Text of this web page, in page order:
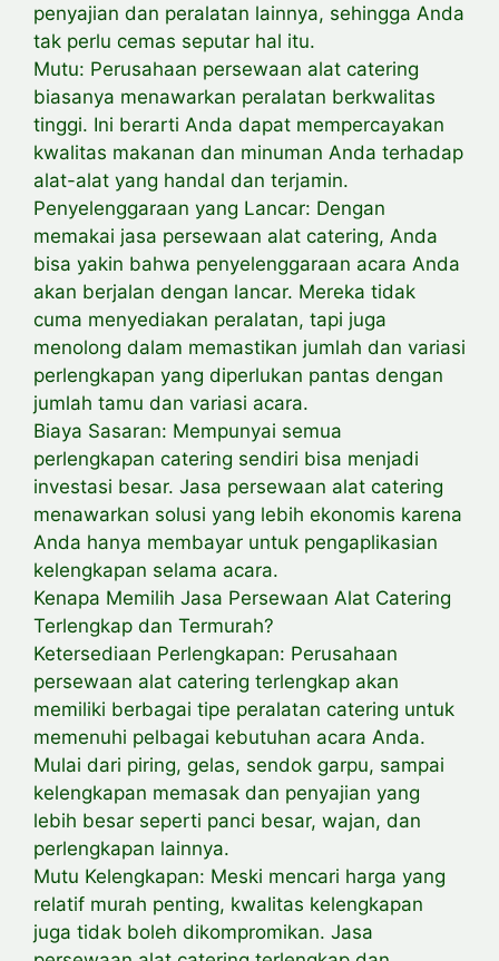
penyajian dan peralatan lainnya, sehingga Anda
tak perlu cemas seputar hal itu.
Mutu: Perusahaan persewaan alat catering
biasanya menawarkan peralatan berkwalitas
tinggi. Ini berarti Anda dapat mempercayakan
kwalitas makanan dan minuman Anda terhadap
alat-alat yang handal dan terjamin.
Penyelenggaraan yang Lancar: Dengan
memakai jasa persewaan alat catering, Anda
bisa yakin bahwa penyelenggaraan acara Anda
akan berjalan dengan lancar. Mereka tidak
cuma menyediakan peralatan, tapi juga
menolong dalam memastikan jumlah dan variasi
perlengkapan yang diperlukan pantas dengan
jumlah tamu dan variasi acara.
Biaya Sasaran: Mempunyai semua
perlengkapan catering sendiri bisa menjadi
investasi besar. Jasa persewaan alat catering
menawarkan solusi yang lebih ekonomis karena
Anda hanya membayar untuk pengaplikasian
kelengkapan selama acara.
Kenapa Memilih Jasa Persewaan Alat Catering
Terlengkap dan Termurah?
Ketersediaan Perlengkapan: Perusahaan
persewaan alat catering terlengkap akan
memiliki berbagai tipe peralatan catering untuk
memenuhi pelbagai kebutuhan acara Anda.
Mulai dari piring, gelas, sendok garpu, sampai
kelengkapan memasak dan penyajian yang
lebih besar seperti panci besar, wajan, dan
perlengkapan lainnya.
Mutu Kelengkapan: Meski mencari harga yang
relatif murah penting, kwalitas kelengkapan
juga tidak boleh dikompromikan. Jasa